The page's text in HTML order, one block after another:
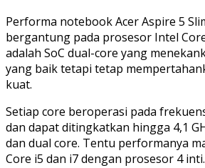
Performa notebook Acer Aspire 5
bergantung pada prosesor Intel
adalah SoC dual-core yang
yang baik tetapi tetap
kuat.
Setiap core beroperasi pada
dan dapat ditingkatkan hingga 4,1
dan dual core. Tentu performanya
Core i5 dan i7 dengan prosesor 4 inti.